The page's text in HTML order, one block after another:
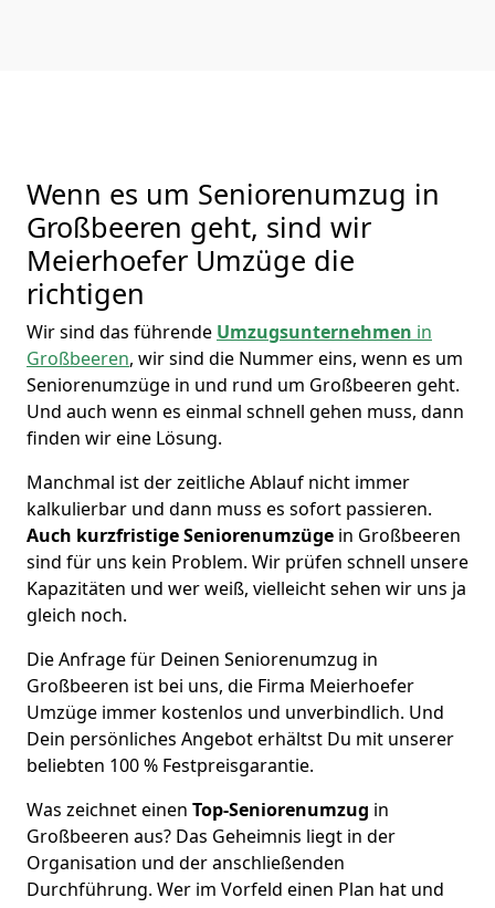
Wenn es um Seniorenumzug in
Großbeeren geht, sind wir
Meierhoefer Umzüge die
richtigen
Wir sind das führende Umzugsunternehmen in
Großbeeren, wir sind die Nummer eins, wenn es um
Seniorenumzüge in und rund um Großbeeren geht.
Und auch wenn es einmal schnell gehen muss, dann
finden wir eine Lösung.
Manchmal ist der zeitliche Ablauf nicht immer
kalkulierbar und dann muss es sofort passieren.
Auch kurzfristige Seniorenumzüge in Großbeeren
sind für uns kein Problem. Wir prüfen schnell unsere
Kapazitäten und wer weiß, vielleicht sehen wir uns ja
gleich noch.
Die Anfrage für Deinen Seniorenumzug in
Großbeeren ist bei uns, die Firma Meierhoefer
Umzüge immer kostenlos und unverbindlich. Und
Dein persönliches Angebot erhältst Du mit unserer
beliebten 100 % Festpreisgarantie.
Was zeichnet einen Top-Seniorenumzug in
Großbeeren aus? Das Geheimnis liegt in der
Organisation und der anschließenden
Durchführung. Wer im Vorfeld einen Plan hat und